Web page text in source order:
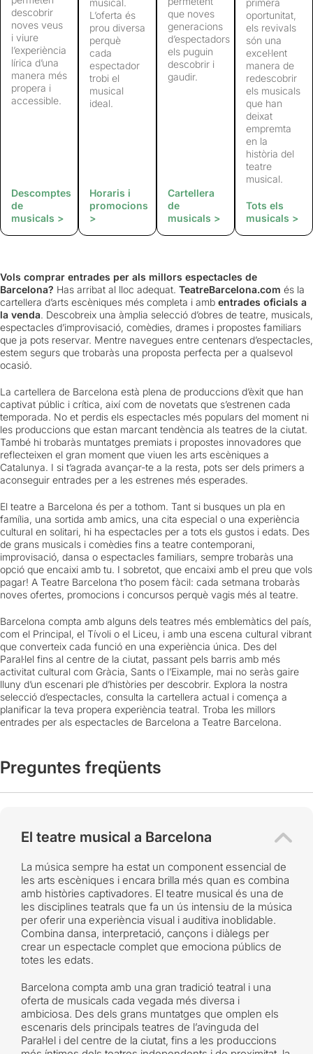
descobrir
noves veus
i viure
l’experiència
lírica d’una
manera més
propera i
accessible.
Descomptes
de
musicals >
L’oferta és
prou diversa
perquè
cada
espectador
trobi el
musical
ideal.
Horaris i
promocions
>
que noves
generacions
d’espectadors
els puguin
descobrir i
gaudir.
Cartellera
de
musicals >
oportunitat,
els revivals
són una
excel·lent
manera de
redescobrir
els musicals
que han
deixat
empremta
en la
història del
teatre
musical.
Tots els
musicals >
Vols comprar entrades per als millors espectacles de
Barcelona? Has arribat al lloc adequat. TeatreBarcelona.com és la
cartellera d’arts escèniques més completa i amb entrades oficials a
la venda. Descobreix una àmplia selecció d’obres de teatre, musicals,
espectacles d’improvisació, comèdies, drames i propostes familiars
que ja pots reservar. Mentre navegues entre centenars d’espectacles,
estem segurs que trobaràs una proposta perfecta per a qualsevol
ocasió.
La cartellera de Barcelona està plena de produccions d’èxit que han
captivat públic i crítica, així com de novetats que s’estrenen cada
temporada. No et perdis els espectacles més populars del moment ni
les produccions que estan marcant tendència als teatres de la ciutat.
També hi trobaràs muntatges premiats i propostes innovadores que
reflecteixen el gran moment que viuen les arts escèniques a
Catalunya. I si t’agrada avançar-te a la resta, pots ser dels primers a
aconseguir entrades per a les estrenes més esperades.
El teatre a Barcelona és per a tothom. Tant si busques un pla en
família, una sortida amb amics, una cita especial o una experiència
cultural en solitari, hi ha espectacles per a tots els gustos i edats. Des
de grans musicals i comèdies fins a teatre contemporani,
improvisació, dansa o espectacles familiars, sempre trobaràs una
opció que encaixi amb tu. I sobretot, que encaixi amb el preu que vols
pagar! A Teatre Barcelona t’ho posem fàcil: cada setmana trobaràs
noves ofertes, promocions i concursos perquè vagis més al teatre.
Barcelona compta amb alguns dels teatres més emblemàtics del país,
com el Principal, el Tívoli o el Liceu, i amb una escena cultural vibrant
que converteix cada funció en una experiència única. Des del
Paral·lel fins al centre de la ciutat, passant pels barris amb més
activitat cultural com Gràcia, Sants o l’Eixample, mai no seràs gaire
lluny d’un escenari ple d’històries per descobrir. Explora la nostra
selecció d’espectacles, consulta la cartellera actual i comença a
planificar la teva propera experiència teatral. Troba les millors
entrades per als espectacles de Barcelona a Teatre Barcelona.
Preguntes freqüents
El teatre musical a Barcelona
La música sempre ha estat un component essencial de
les arts escèniques i encara brilla més quan es combina
amb històries captivadores. El teatre musical és una de
les disciplines teatrals que fa un ús intensiu de la música
per oferir una experiència visual i auditiva inoblidable.
Combina dansa, interpretació, cançons i diàlegs per
crear un espectacle complet que emociona públics de
totes les edats.
Barcelona compta amb una gran tradició teatral i una
oferta de musicals cada vegada més diversa i
ambiciosa. Des dels grans muntatges que omplen els
escenaris dels principals teatres de l’avinguda del
Paral·lel i del centre de la ciutat, fins a les produccions